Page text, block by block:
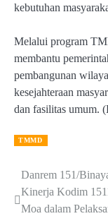
kebutuhan
Melalui program
membantu
pembangunan
kesejahteraan
dan fasilitas umum.
TMMD
Post
navigation
Danrem 151/
Kinerja Kodim
Moa dalam